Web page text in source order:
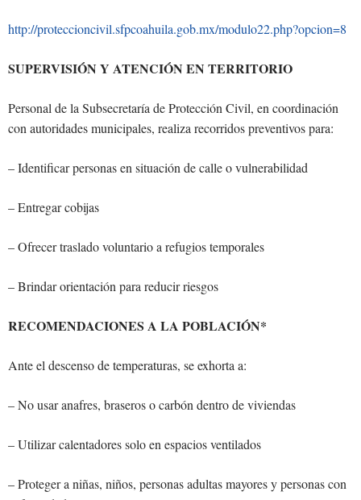
http://proteccioncivil.sfpcoahuila.gob.mx/modulo22.php?opcion=8
SUPERVISIÓN Y ATENCIÓN EN TERRITORIO
Personal de la Subsecretaría de Protección Civil, en coordinación
con autoridades municipales, realiza recorridos preventivos para:
– Identificar personas en situación de calle o vulnerabilidad
– Entregar cobijas
– Ofrecer traslado voluntario a refugios temporales
– Brindar orientación para reducir riesgos
RECOMENDACIONES A LA POBLACIÓN*
Ante el descenso de temperaturas, se exhorta a:
– No usar anafres, braseros o carbón dentro de viviendas
– Utilizar calentadores solo en espacios ventilados
– Proteger a niñas, niños, personas adultas mayores y personas con